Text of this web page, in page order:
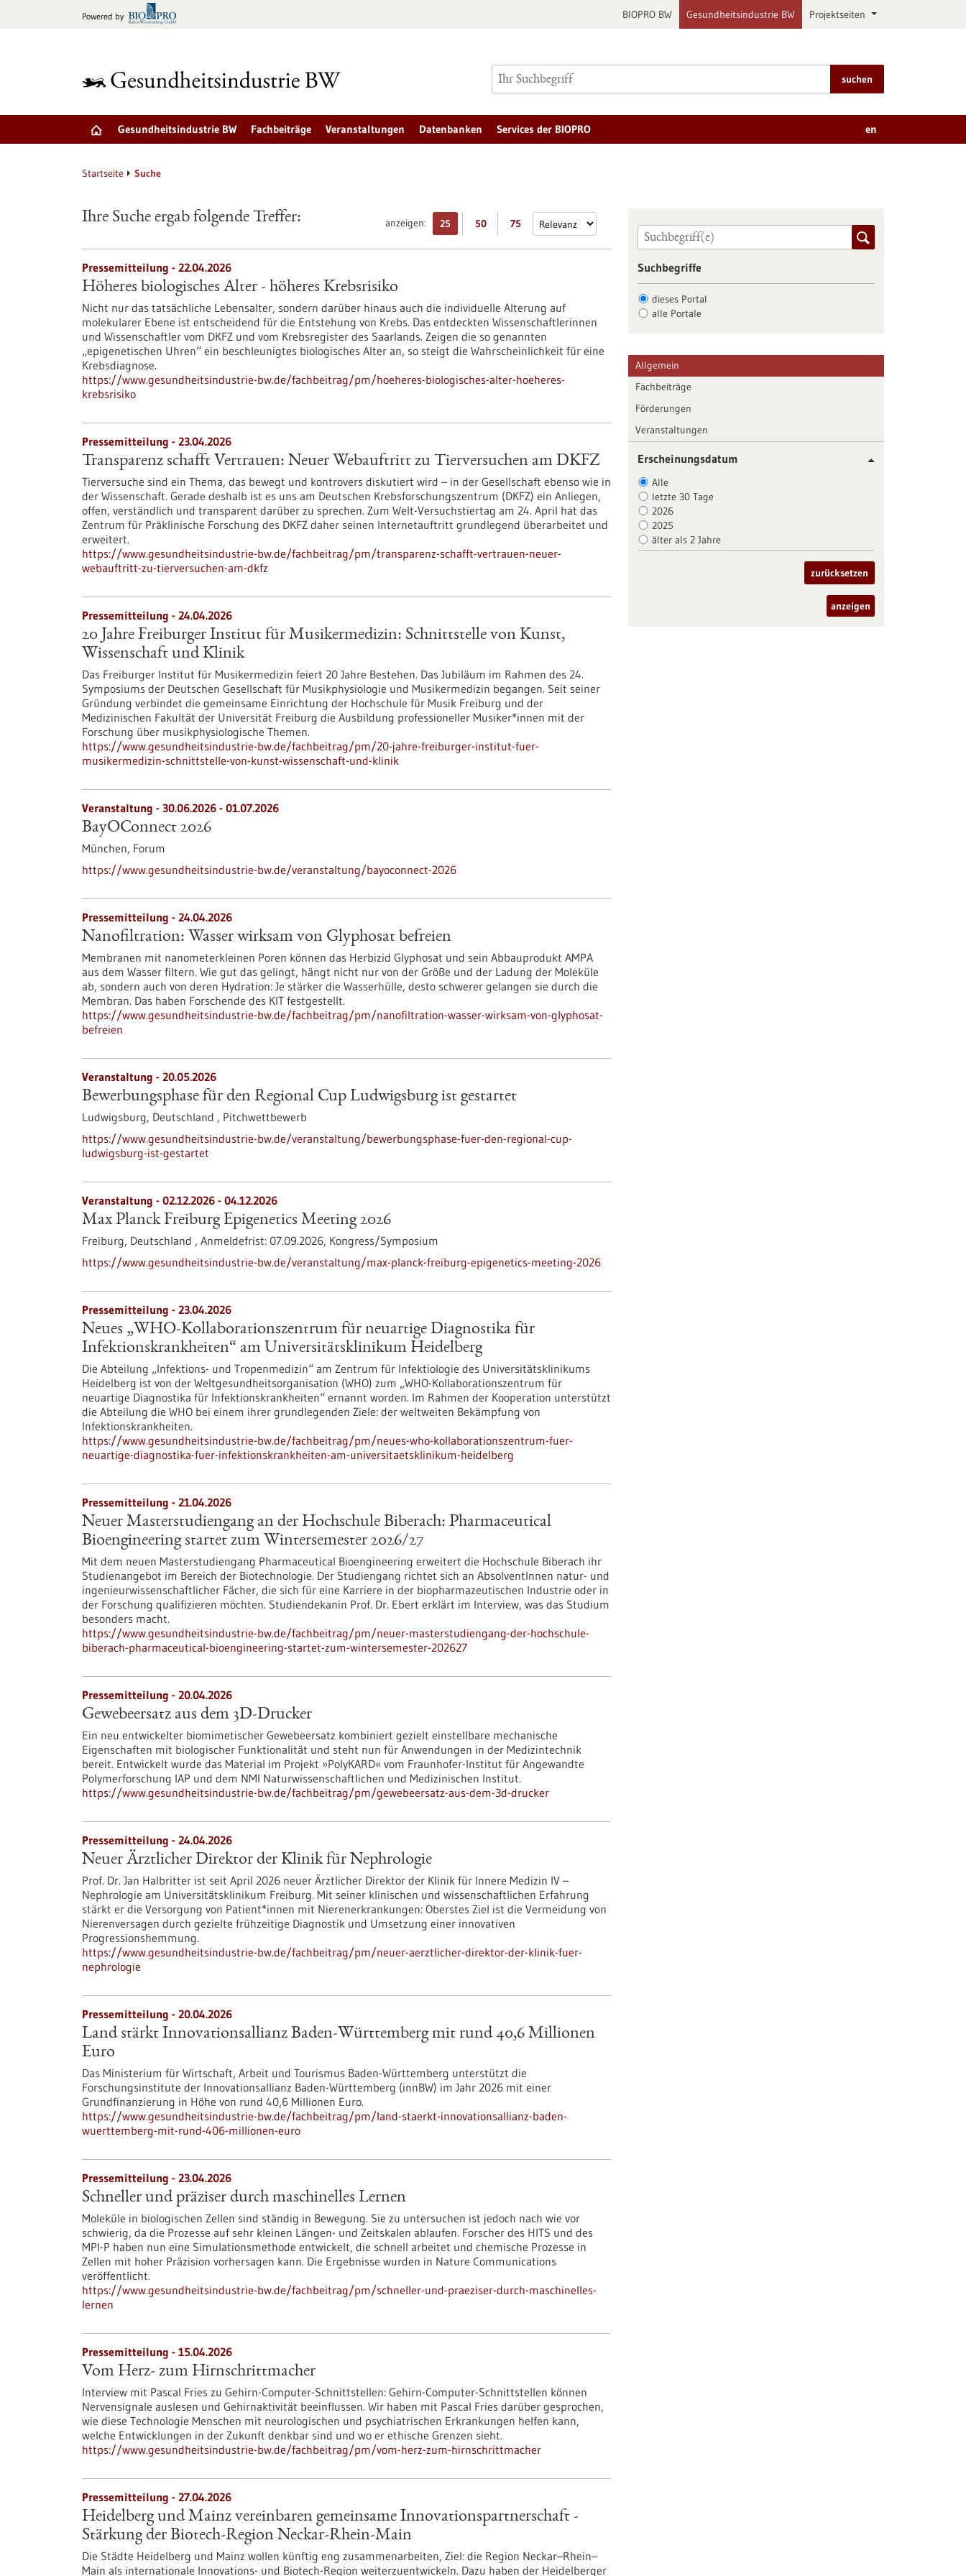
Powered by BIOPRO BW Gesundheitsindustrie BW Projektseiten
suchen
Gesundheitsindustrie BW Fachbeiträge Veranstaltungen Datenbanken Services der BIOPRO en
Startseite Suche
anzeigen: 25 50 75
Ihre Suche ergab folgende Treffer:
Pressemitteilung - 22.04.2026
Höheres biologisches Alter - höheres Krebsrisiko
Nicht nur das tatsächliche Lebensalter, sondern darüber hinaus auch die individuelle Alterung auf
molekularer Ebene ist entscheidend für die Entstehung von Krebs. Das entdeckten Wissenschaftlerinnen
und Wissenschaftler vom DKFZ und vom Krebsregister des Saarlands. Zeigen die so genannten
„epigenetischen Uhren“ ein beschleunigtes biologisches Alter an, so steigt die Wahrscheinlichkeit für eine
Krebsdiagnose.
https://www.gesundheitsindustrie-bw.de/fachbeitrag/pm/hoeheres-biologisches-alter-hoeheres-
krebsrisiko
Pressemitteilung - 23.04.2026
Transparenz schafft Vertrauen: Neuer Webauftritt zu Tierversuchen am DKFZ
Tierversuche sind ein Thema, das bewegt und kontrovers diskutiert wird – in der Gesellschaft ebenso wie in
der Wissenschaft. Gerade deshalb ist es uns am Deutschen Krebsforschungszentrum (DKFZ) ein Anliegen,
offen, verständlich und transparent darüber zu sprechen. Zum Welt-Versuchstiertag am 24. April hat das
Zentrum für Präklinische Forschung des DKFZ daher seinen Internetauftritt grundlegend überarbeitet und
erweitert.
https://www.gesundheitsindustrie-bw.de/fachbeitrag/pm/transparenz-schafft-vertrauen-neuer-
webauftritt-zu-tierversuchen-am-dkfz
Pressemitteilung - 24.04.2026
20 Jahre Freiburger Institut für Musikermedizin: Schnittstelle von Kunst,
Wissenschaft und Klinik
Das Freiburger Institut für Musikermedizin feiert 20 Jahre Bestehen. Das Jubiläum im Rahmen des 24.
Symposiums der Deutschen Gesellschaft für Musikphysiologie und Musikermedizin begangen. Seit seiner
Gründung verbindet die gemeinsame Einrichtung der Hochschule für Musik Freiburg und der
Medizinischen Fakultät der Universität Freiburg die Ausbildung professioneller Musiker*innen mit der
Forschung über musikphysiologische Themen.
https://www.gesundheitsindustrie-bw.de/fachbeitrag/pm/20-jahre-freiburger-institut-fuer-
musikermedizin-schnittstelle-von-kunst-wissenschaft-und-klinik
Veranstaltung - 30.06.2026 - 01.07.2026
BayOConnect 2026
München, Forum
https://www.gesundheitsindustrie-bw.de/veranstaltung/bayoconnect-2026
Pressemitteilung - 24.04.2026
Nanofiltration: Wasser wirksam von Glyphosat befreien
Membranen mit nanometerkleinen Poren können das Herbizid Glyphosat und sein Abbauprodukt AMPA
aus dem Wasser filtern. Wie gut das gelingt, hängt nicht nur von der Größe und der Ladung der Moleküle
ab, sondern auch von deren Hydration: Je stärker die Wasserhülle, desto schwerer gelangen sie durch die
Membran. Das haben Forschende des KIT festgestellt.
https://www.gesundheitsindustrie-bw.de/fachbeitrag/pm/nanofiltration-wasser-wirksam-von-glyphosat-
befreien
Veranstaltung - 20.05.2026
Bewerbungsphase für den Regional Cup Ludwigsburg ist gestartet
Ludwigsburg, Deutschland , Pitchwettbewerb
https://www.gesundheitsindustrie-bw.de/veranstaltung/bewerbungsphase-fuer-den-regional-cup-
ludwigsburg-ist-gestartet
Veranstaltung - 02.12.2026 - 04.12.2026
Max Planck Freiburg Epigenetics Meeting 2026
Freiburg, Deutschland , Anmeldefrist: 07.09.2026, Kongress/Symposium
https://www.gesundheitsindustrie-bw.de/veranstaltung/max-planck-freiburg-epigenetics-meeting-2026
Pressemitteilung - 23.04.2026
Neues „WHO-Kollaborationszentrum für neuartige Diagnostika für
Infektionskrankheiten“ am Universitätsklinikum Heidelberg
Die Abteilung „Infektions- und Tropenmedizin“ am Zentrum für Infektiologie des Universitätsklinikums
Heidelberg ist von der Weltgesundheitsorganisation (WHO) zum „WHO-Kollaborationszentrum für
neuartige Diagnostika für Infektionskrankheiten“ ernannt worden. Im Rahmen der Kooperation unterstützt
die Abteilung die WHO bei einem ihrer grundlegenden Ziele: der weltweiten Bekämpfung von
Infektionskrankheiten.
https://www.gesundheitsindustrie-bw.de/fachbeitrag/pm/neues-who-kollaborationszentrum-fuer-
neuartige-diagnostika-fuer-infektionskrankheiten-am-universitaetsklinikum-heidelberg
Pressemitteilung - 21.04.2026
Neuer Masterstudiengang an der Hochschule Biberach: Pharmaceutical
Bioengineering startet zum Wintersemester 2026/27
Mit dem neuen Masterstudiengang Pharmaceutical Bioengineering erweitert die Hochschule Biberach ihr
Studienangebot im Bereich der Biotechnologie. Der Studiengang richtet sich an AbsolventInnen natur- und
ingenieurwissenschaftlicher Fächer, die sich für eine Karriere in der biopharmazeutischen Industrie oder in
der Forschung qualifizieren möchten. Studiendekanin Prof. Dr. Ebert erklärt im Interview, was das Studium
besonders macht.
https://www.gesundheitsindustrie-bw.de/fachbeitrag/pm/neuer-masterstudiengang-der-hochschule-
biberach-pharmaceutical-bioengineering-startet-zum-wintersemester-202627
Pressemitteilung - 20.04.2026
Gewebeersatz aus dem 3D-Drucker
Ein neu entwickelter biomimetischer Gewebeersatz kombiniert gezielt einstellbare mechanische
Eigenschaften mit biologischer Funktionalität und steht nun für Anwendungen in der Medizintechnik
bereit. Entwickelt wurde das Material im Projekt »PolyKARD« vom Fraunhofer-Institut für Angewandte
Polymerforschung IAP und dem NMI Naturwissenschaftlichen und Medizinischen Institut.
https://www.gesundheitsindustrie-bw.de/fachbeitrag/pm/gewebeersatz-aus-dem-3d-drucker
Pressemitteilung - 24.04.2026
Neuer Ärztlicher Direktor der Klinik für Nephrologie
Prof. Dr. Jan Halbritter ist seit April 2026 neuer Ärztlicher Direktor der Klinik für Innere Medizin IV –
Nephrologie am Universitätsklinikum Freiburg. Mit seiner klinischen und wissenschaftlichen Erfahrung
stärkt er die Versorgung von Patient*innen mit Nierenerkrankungen: Oberstes Ziel ist die Vermeidung von
Nierenversagen durch gezielte frühzeitige Diagnostik und Umsetzung einer innovativen
Progressionshemmung.
https://www.gesundheitsindustrie-bw.de/fachbeitrag/pm/neuer-aerztlicher-direktor-der-klinik-fuer-
nephrologie
Pressemitteilung - 20.04.2026
Land stärkt Innovationsallianz Baden-Württemberg mit rund 40,6 Millionen
Euro
Das Ministerium für Wirtschaft, Arbeit und Tourismus Baden-Württemberg unterstützt die
Forschungsinstitute der Innovationsallianz Baden-Württemberg (innBW) im Jahr 2026 mit einer
Grundfinanzierung in Höhe von rund 40,6 Millionen Euro.
https://www.gesundheitsindustrie-bw.de/fachbeitrag/pm/land-staerkt-innovationsallianz-baden-
wuerttemberg-mit-rund-406-millionen-euro
Pressemitteilung - 23.04.2026
Schneller und präziser durch maschinelles Lernen
Moleküle in biologischen Zellen sind ständig in Bewegung. Sie zu untersuchen ist jedoch nach wie vor
schwierig, da die Prozesse auf sehr kleinen Längen- und Zeitskalen ablaufen. Forscher des HITS und des
MPI-P haben nun eine Simulationsmethode entwickelt, die schnell arbeitet und chemische Prozesse in
Zellen mit hoher Präzision vorhersagen kann. Die Ergebnisse wurden in Nature Communications
veröffentlicht.
https://www.gesundheitsindustrie-bw.de/fachbeitrag/pm/schneller-und-praeziser-durch-maschinelles-
lernen
Pressemitteilung - 15.04.2026
Vom Herz- zum Hirnschrittmacher
Interview mit Pascal Fries zu Gehirn-Computer-Schnittstellen: Gehirn-Computer-Schnittstellen können
Nervensignale auslesen und Gehirnaktivität beeinflussen. Wir haben mit Pascal Fries darüber gesprochen,
wie diese Technologie Menschen mit neurologischen und psychiatrischen Erkrankungen helfen kann,
welche Entwicklungen in der Zukunft denkbar sind und wo er ethische Grenzen sieht.
https://www.gesundheitsindustrie-bw.de/fachbeitrag/pm/vom-herz-zum-hirnschrittmacher
Pressemitteilung - 27.04.2026
Heidelberg und Mainz vereinbaren gemeinsame Innovationspartnerschaft -
Stärkung der Biotech-Region Neckar-Rhein-Main
Die Städte Heidelberg und Mainz wollen künftig eng zusammenarbeiten, Ziel: die Region Neckar–Rhein–
Main als internationale Innovations- und Biotech-Region weiterzuentwickeln. Dazu haben der Heidelberger
Suchbegriffe
dieses Portal
alle Portale
Allgemein
Fachbeiträge
Förderungen
Veranstaltungen
Erscheinungsdatum
Alle
letzte 30 Tage
2026
2025
älter als 2 Jahre
zurücksetzen
anzeigen